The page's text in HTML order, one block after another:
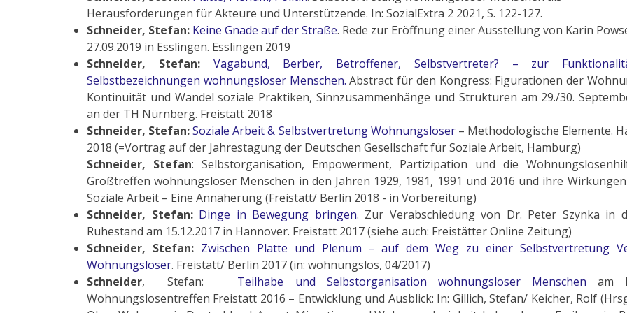
Herausforderungen für Akteure und Unterstützende. In: SozialExtra 2 2021, S. 122-127.
Schneider, Stefan: Keine Gnade auf der Straße. Rede zur Eröffnung einer Ausstellung von Karin
27.09.2019 in Esslingen. Esslingen 2019
Schneider, Stefan: Vagabund, Berber, Betroffener, Selbstvertreter? – zur
Selbstbezeichnungen wohnungsloser Menschen.Abstract für den Kongress: Figurationen der
Kontinuität und Wandel soziale Praktiken, Sinnzusammenhänge und Strukturen am 29./30.
an der TH Nürnberg. Freistatt 2018
Schneider, Stefan:Soziale Arbeit & Selbstvertretung Wohnungsloser– Methodologische Elemente.
2018 (=Vortrag auf der Jahrestagung der Deutschen Gesellschaft für Soziale Arbeit, Hamburg)
Schneider, Stefan: Selbstorganisation, Empowerment, Partizipation und die
Großtreffen wohnungsloser Menschen in den Jahren 1929, 1981, 1991 und 2016 und ihre
Soziale Arbeit – Eine Annäherung (Freistatt/ Berlin 2018 - in Vorbereitung)
Schneider, Stefan: Dinge in Bewegung bringen. Zur Verabschiedung von Dr. Peter Szynka in
Ruhestand am 15.12.2017 in Hannover. Freistatt 2017 (siehe auch: Freistätter Online Zeitung)
Schneider, Stefan: Zwischen Platte und Plenum – auf dem Weg zu einer Selbstvertretung
Wohnungsloser. Freistatt/ Berlin 2017 (in: wohnungslos, 04/2017)
Schneider, Stefan: Teilhabe und Selbstorganisation wohnungsloser Menschen am
Wohnungslosentreffen Freistatt 2016 – Entwicklung und Ausblick: In: Gillich, Stefan/ Keicher, Rolf